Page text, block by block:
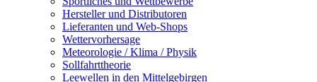
Hersteller und Distributoren
Lieferanten und Web-Shops
Wettervorhersage
Meteorologie / Klima / Physik
Sollfahrttheorie
Leewellen in den Mittelgebirgen